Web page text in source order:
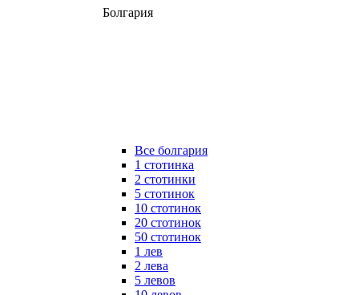
Болгария
Все болгария
1 стотинка
2 стотинки
5 стотинок
10 стотинок
20 стотинок
50 стотинок
1 лев
2 лева
5 левов